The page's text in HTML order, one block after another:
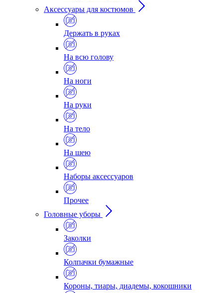
Аксессуары для костюмов
Держать в руках
На всю голову
На ноги
На руки
На тело
На шею
Наборы аксессуаров
Прочее
Головные уборы
Заколки
Колпачки бумажные
Короны, тиары, диадемы, кокошники